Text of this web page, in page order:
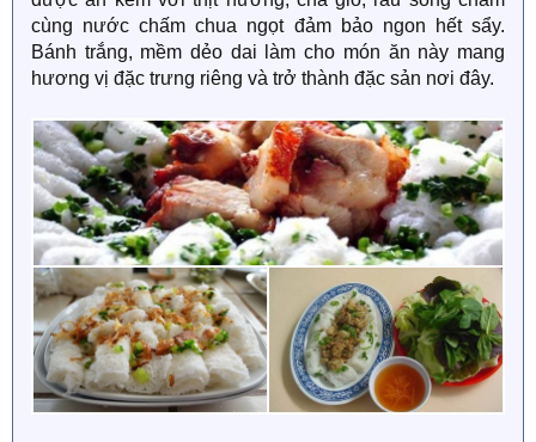
cùng nước chấm chua ngọt đảm bảo ngon hết sẩy.
Bánh trắng, mềm dẻo dai làm cho món ăn này mang
hương vị đặc trưng riêng và trở thành đặc sản nơi đây.